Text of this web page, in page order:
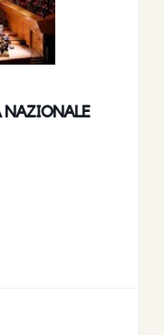
NAZIONALE